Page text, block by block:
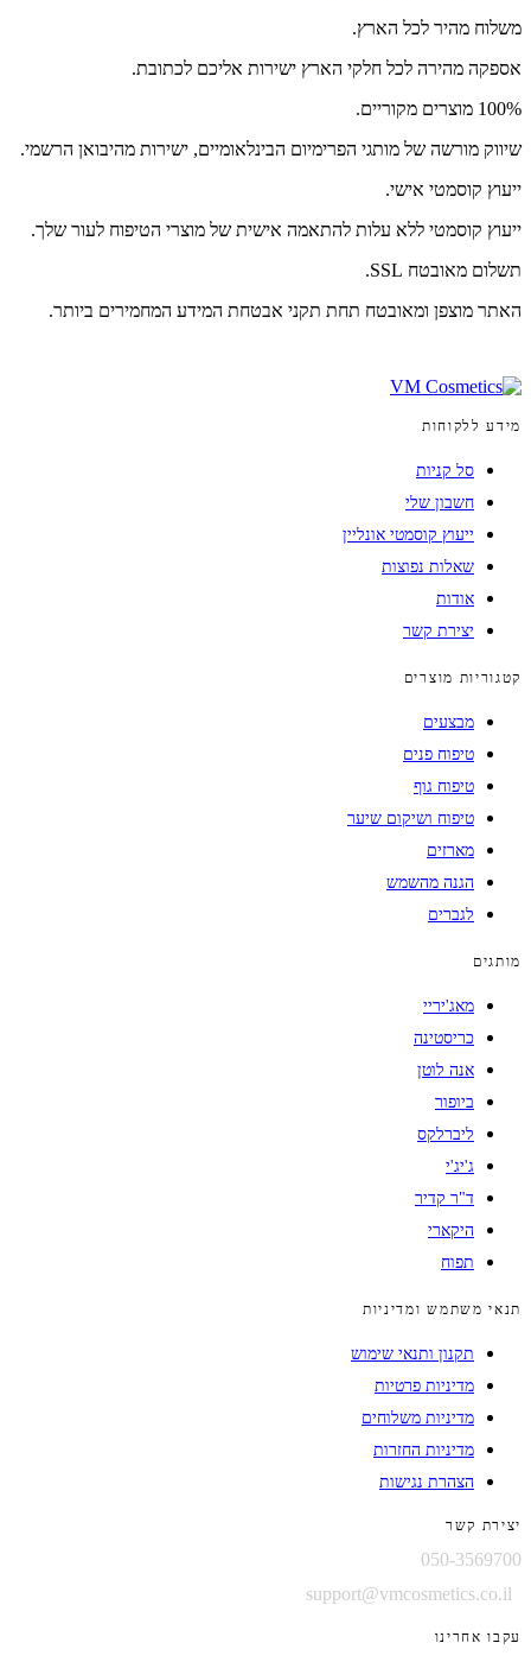
משלוח מהיר לכל הארץ.
אספקה מהירה לכל חלקי הארץ ישירות אליכם לכתובת.
100% מוצרים מקוריים.
שיווק מורשה של מותגי הפרימיום הבינלאומיים, ישירות מהיבואן הרשמי.
ייעוץ קוסמטי אישי.
ייעוץ קוסמטי ללא עלות להתאמה אישית של מוצרי הטיפוח לעור שלך.
תשלום מאובטח SSL.
האתר מוצפן ומאובטח תחת תקני אבטחת המידע המחמירים ביותר.
מידע ללקוחות
סל קניות
חשבון שלי
ייעוץ קוסמטי אונליין
שאלות נפוצות
אודות
יצירת קשר
קטגוריות מוצרים
מבצעים
טיפוח פנים
טיפוח גוף
טיפוח ושיקום שיער
מארזים
הגנה מהשמש
לגברים
מותגים
מאג'יריי
כריסטינה
אנה לוטן
ביופור
ליברלקס
ג'יג'י
ד"ר קדיר
היקארי
תפוח
תנאי משתמש ומדיניות
תקנון ותנאי שימוש
מדיניות פרטיות
מדיניות משלוחים
מדיניות החזרות
הצהרת נגישות
יצירת קשר
050-3569700
support@vmcosmetics.co.il
עקבו אחרינו